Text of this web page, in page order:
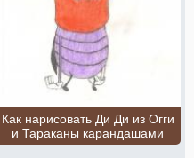
Как нарисовать Ди Ди из Огги
и Тараканы карандашами